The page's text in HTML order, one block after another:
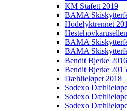
KM Stafett 2019
BAMA
Hodelyktrennet
BAMA
BAMA
Bendit Bjerke 2016
Bendit Bjerke 2015
Dæhlieløpet 2018
Sodexo
Sodexo
Sodexo